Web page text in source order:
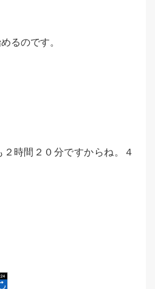
るのです。
時間２０分ですからね。４